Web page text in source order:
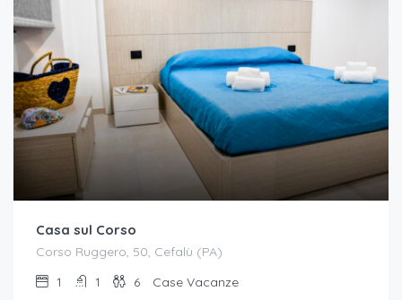
Casa sul Corso
Corso Ruggero, 50, Cefalù (PA)
1
1 6 Case Vacanze